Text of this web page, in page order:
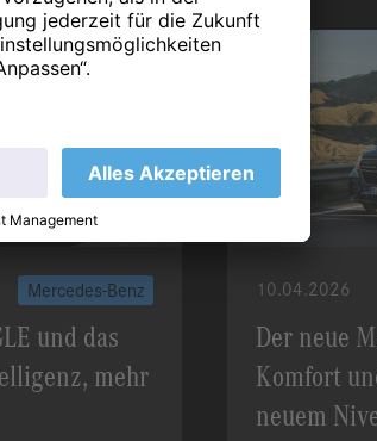
Mercedes-Benz
und das
mehr
10.04.2026
Der neue
Komfort
neuem